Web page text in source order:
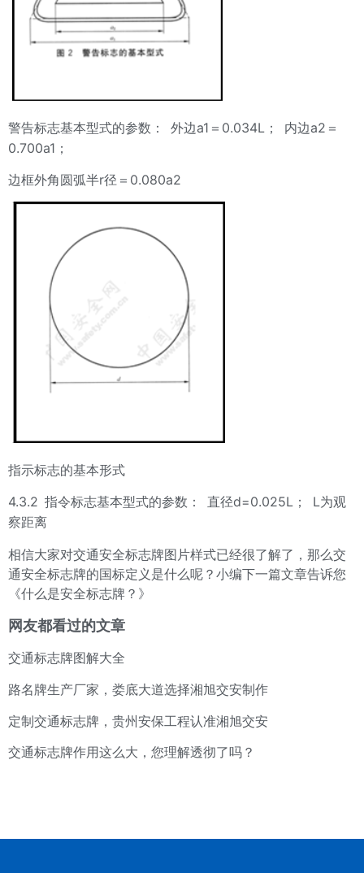
警告标志基本型式的参数： 外边a1 ＝ 0.034L ； 内边a2 ＝
0.700a1 ；
边框外角圆弧半r径＝ 0.080a2
指示标志的基本形式
4.3.2 指令标志基本型式的参数： 直径d=0.025L ； L为观
察距离
相信大家对交通安全标志牌图片样式已经很了解了，那么交
通安全标志牌的国标定义是什么呢？小编下一篇文章告诉您
《什么是安全标志牌？ 》
网友都看过的文章
交通标志牌图解大全
路名牌生产厂家，娄底大道选择湘旭交安制作
定制交通标志牌，贵州安保工程认准湘旭交安
交通标志牌作用这么大，您理解透彻了吗？